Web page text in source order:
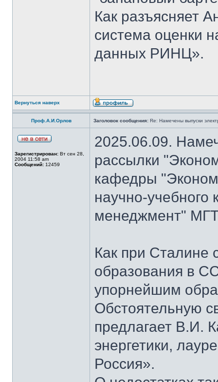
Как разъясняет
система оценки
данных РИНЦ».
Вернуться наверх
Проф.А.И.Орлов Заголовок сообщения: Re: Намечены выпуски
Зарегистрирован: Вт сен 28,
2004 11:58 am
Сообщений: 12459
2025.06.09.
рассылки
кафедры
научно-
менеджмент"
Как при Сталине
образования в
упорнейшим
Обстоятельную
предлагает В.И.
энергетики,
Россия».